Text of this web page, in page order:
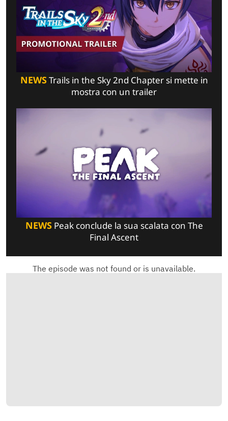
NEWSTrails in the Sky 2nd Chapter si mette in
mostra con un trailer
NEWSPeak conclude la sua scalata con The
Final Ascent